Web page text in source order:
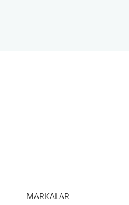
MARKALAR